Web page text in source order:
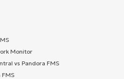
Monitor
vs Pandora FMS